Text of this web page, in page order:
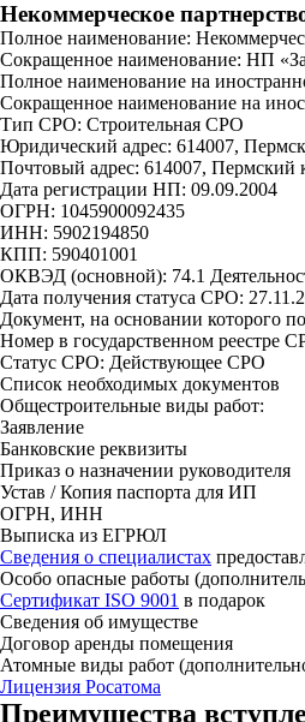
Некоммерческое
Полное наименование:
Сокращенное наименование: НП
Полное наименование на
Сокращенное наименование на
Тип СРО: Строительная СРО
Юридический адрес: 614007,
Почтовый адрес: 614007, Пермский
Дата регистрации НП: 09.09.2004
ОГРН: 1045900092435
ИНН: 5902194850
КПП: 590401001
ОКВЭД (основной): 74.1
Дата получения статуса СРО:
Документ, на основании которого
Номер в государственном реестре
Статус СРО: Действующее СРО
Список необходимых документов
Общестроительные виды работ:
Заявление
Банковские реквизиты
Приказ о назначении руководителя
Устав / Копия паспорта для ИП
ОГРН, ИНН
Выписка из ЕГРЮЛ
Сведения о специалистах
Особо опасные работы
Сертификат ISO 9001 в подарок
Сведения об имуществе
Договор аренды помещения
Атомные виды работ
Лицензия Росатома
Преимущества